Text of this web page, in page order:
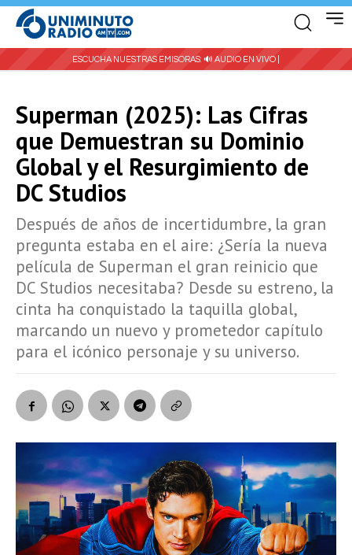
ESCUCHA NUESTRAS EMISORAS: 🔊 AUDIO EN VIVO |
Superman (2025): Las Cifras
que Demuestran su Dominio
Global y el Resurgimiento de
DC Studios
Después de años de incertidumbre, la gran
pregunta estaba en el aire: ¿Sería la nueva
película de Superman el gran reinicio que
DC Studios necesitaba? Desde su estreno, la
cinta ha conquistado la taquilla global,
marcando un nuevo y prometedor capítulo
para el icónico personaje y su universo.